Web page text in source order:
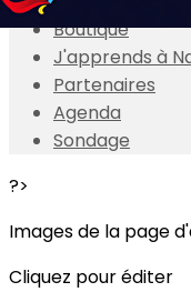
Boutique
J'apprends à
Partenaires
Agenda
Sondage
?>
Images de la page
Cliquez pour éditer